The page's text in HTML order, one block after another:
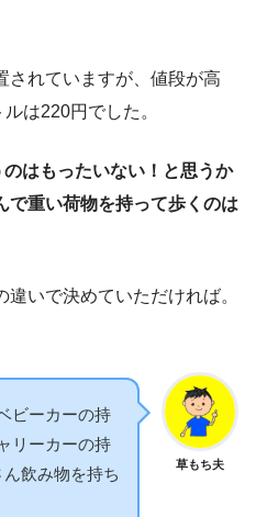
されていますが、値段が高
は220円でした。
はもったいない！と思うか
で重い荷物を持って歩くのは
いで決めていただければ。
草もち夫
ビーカーの持
リーカーの持
飲み物を持ち